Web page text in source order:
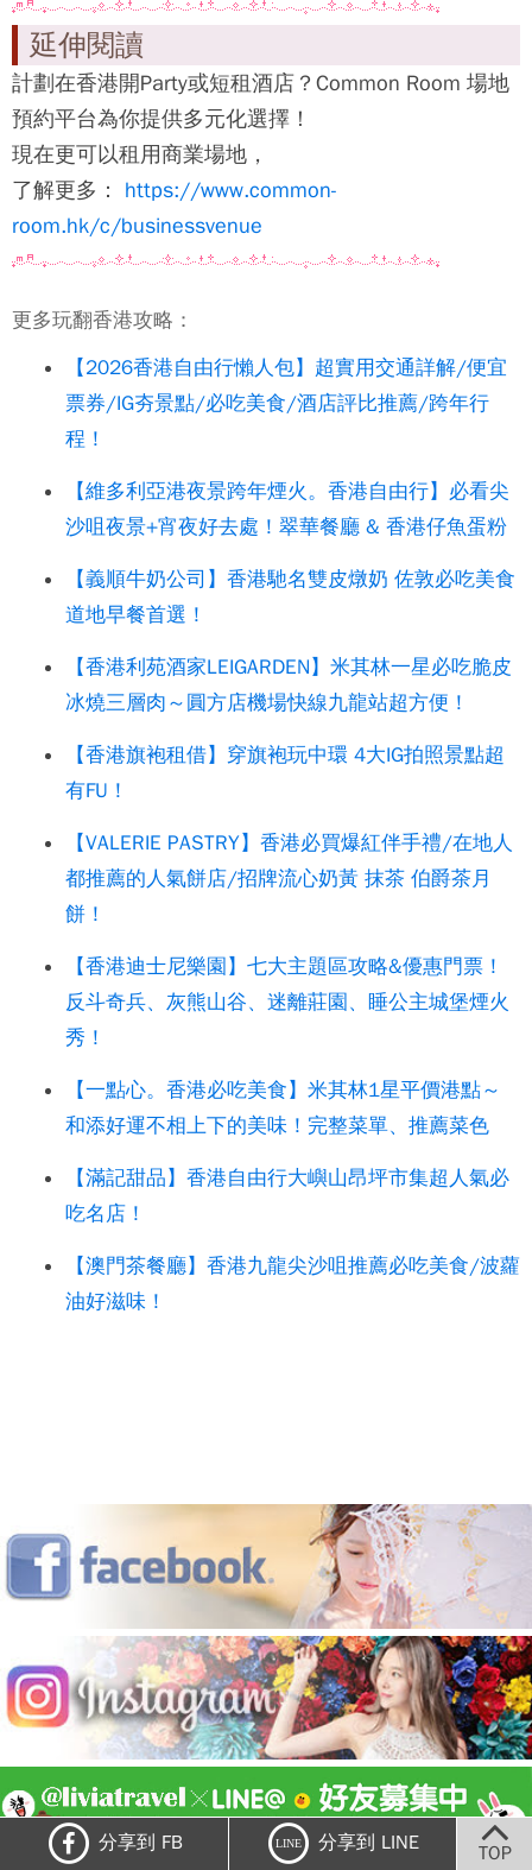
延伸閱讀
計劃在香港開Party或短租酒店？Common Room 場地
預約平台為你提供多元化選擇！
現在更可以租用商業場地，
了解更多： https://www.common-
room.hk/c/businessvenue
更多玩翻香港攻略：
【2026香港自由行懶人包】超實用交通詳解/便宜
票券/IG夯景點/必吃美食/酒店評比推薦/跨年行
程！
【維多利亞港夜景跨年煙火。香港自由行】必看尖
沙咀夜景+宵夜好去處！翠華餐廳 & 香港仔魚蛋粉
【義順牛奶公司】香港馳名雙皮燉奶 佐敦必吃美食
道地早餐首選！
【香港利苑酒家LEIGARDEN】米其林一星必吃脆皮
冰燒三層肉～圓方店機場快線九龍站超方便！
【香港旗袍租借】穿旗袍玩中環 4大IG拍照景點超
有FU！
【VALERIE PASTRY】香港必買爆紅伴手禮/在地人
都推薦的人氣餅店/招牌流心奶黃 抹茶 伯爵茶月
餅！
【香港迪士尼樂園】七大主題區攻略&優惠門票！
反斗奇兵、灰熊山谷、迷離莊園、睡公主城堡煙火
秀！
【一點心。香港必吃美食】米其林1星平價港點～
和添好運不相上下的美味！完整菜單、推薦菜色
【滿記甜品】香港自由行大嶼山昂坪市集超人氣必
吃名店！
【澳門茶餐廳】香港九龍尖沙咀推薦必吃美食/波蘿
油好滋味！
分享到 FB LINE 分享到 LINE TOP